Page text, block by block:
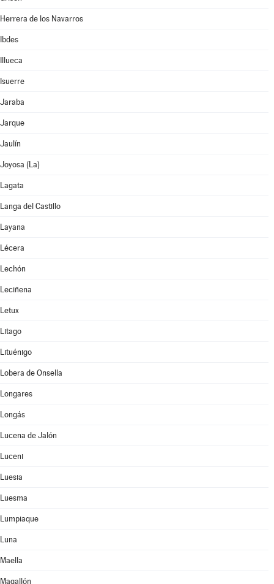
Herrera de los Navarros
Ibdes
Illueca
Isuerre
Jaraba
Jarque
Jaulín
Joyosa (La)
Lagata
Langa del Castillo
Layana
Lécera
Lechón
Leciñena
Letux
Litago
Lituénigo
Lobera de Onsella
Longares
Longás
Lucena de Jalón
Luceni
Luesia
Luesma
Lumpiaque
Luna
Maella
Magallón